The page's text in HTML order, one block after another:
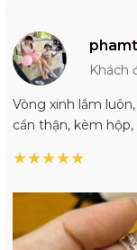
Khách
Vòng xinh lắm
cẩn thận, kèm
★★★★★